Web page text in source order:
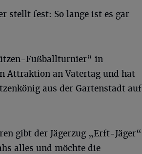
stellt fest: So lange ist es gar
Fußballturnier“ in
Attraktion an Vatertag und hat
aus der Gartenstadt auf
gibt der Jägerzug „Erft-Jäger“
alles und möchte die